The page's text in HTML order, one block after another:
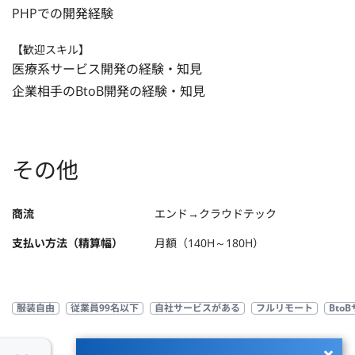
PHPでの開発経験
【歓迎スキル】
医療系サービス開発の経験・知見
企業相手のBtoB開発の経験・知見
その他
商流
エンド→クラウドテック
支払い方法（精算幅）
月額（140H～180H）
服装自由 従業員99名以下 自社サービスがある フルリモート BtoB